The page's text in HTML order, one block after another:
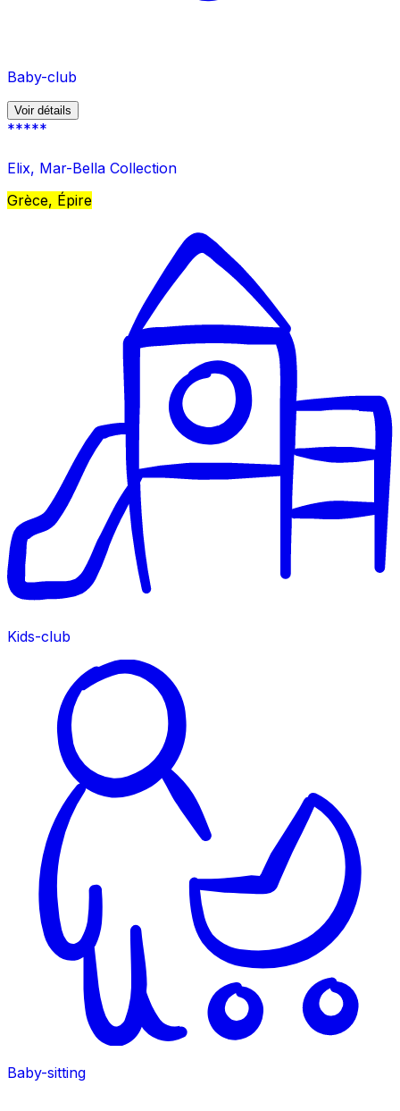
Baby-club
Voir détails
*****
Elix, Mar-Bella Collection
Grèce, Épire
Kids-club
Baby-sitting